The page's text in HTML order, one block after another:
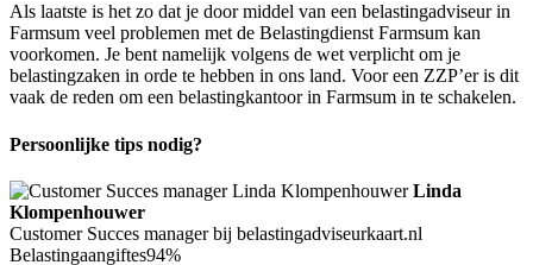
Als laatste is het zo dat je door middel van een belastingadviseur in
Farmsum veel problemen met de Belastingdienst Farmsum kan
voorkomen. Je bent namelijk volgens de wet verplicht om je
belastingzaken in orde te hebben in ons land. Voor een ZZP’er is dit
vaak de reden om een belastingkantoor in Farmsum in te schakelen.
Persoonlijke tips nodig?
Linda
Klompenhouwer
Customer Succes manager bij belastingadviseurkaart.nl
Belastingaangiftes94%